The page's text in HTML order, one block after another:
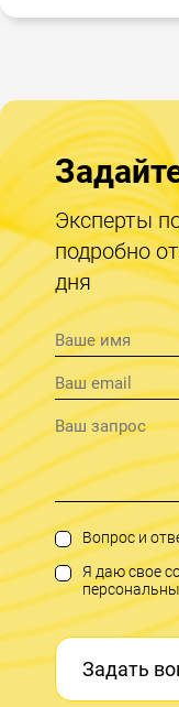
Эксперты
подробно
дня
Вопрос и
Я даю свое
Задать